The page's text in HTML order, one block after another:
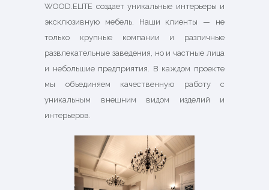
WOOD.ELITE создает уникальные интерьеры и
эксклюзивную мебель. Наши клиенты — не
только крупные компании и различные
развлекательные заведения, но и частные лица
и небольшие предприятия. В каждом проекте
мы объединяем качественную работу с
уникальным внешним видом изделий и
интерьеров.